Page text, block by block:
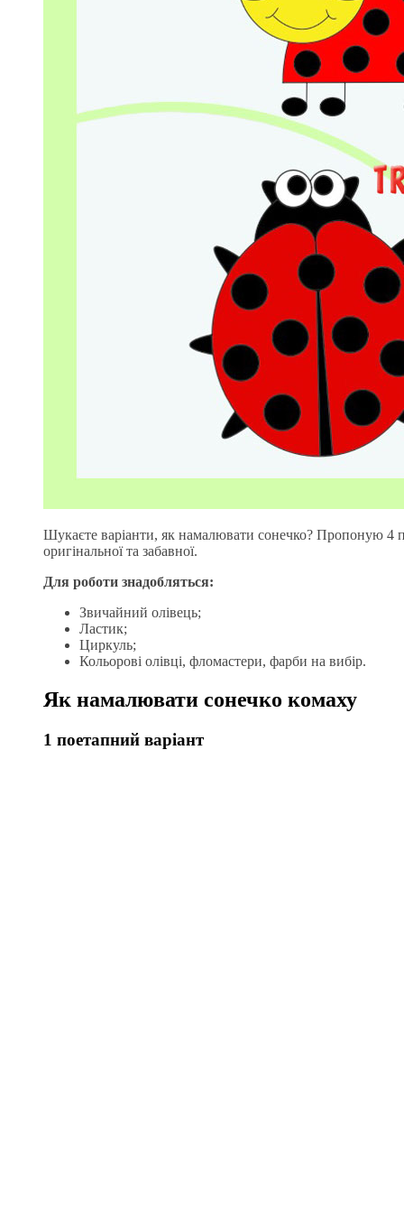
Шукаєте варіанти, як намалювати сонечко? Пропоную 4
оригінальної та забавної.
Для роботи знадобляться:
Звичайний олівець;
Ластик;
Циркуль;
Кольорові олівці, фломастери, фарби на вибір.
Як намалювати сонечко комаху
1 поетапний варіант